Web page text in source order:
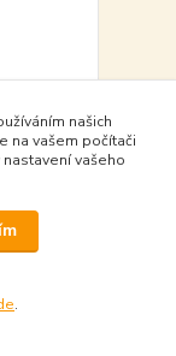
- available
našich
na vašem počítači
vašeho
.